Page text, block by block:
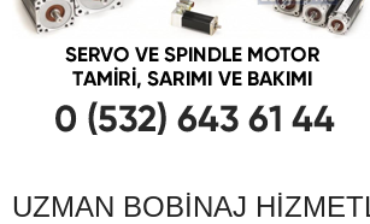
UZMAN BOBINAJ